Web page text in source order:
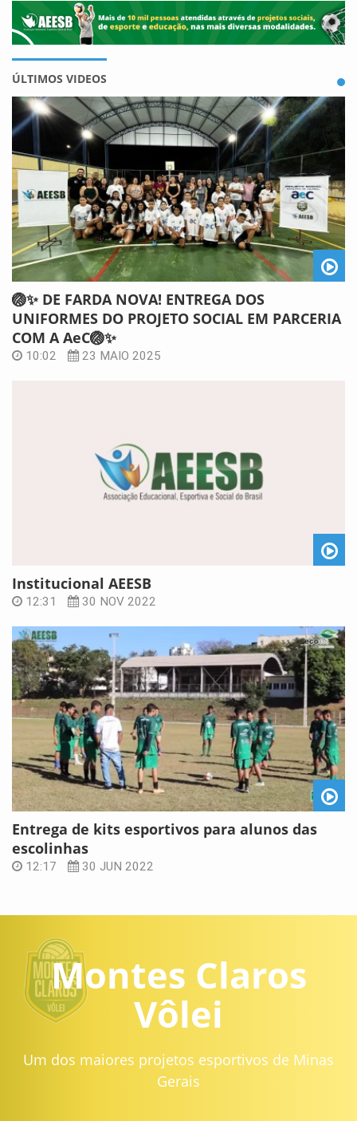
ÚLTIMOS VIDEOS
🏐✨ DE FARDA NOVA! ENTREGA DOS
UNIFORMES DO PROJETO SOCIAL EM PARCERIA
COM A AeC🏐✨
10:02 23 MAIO 2025
Institucional AEESB
12:31 30 NOV 2022
Entrega de kits esportivos para alunos das
escolinhas
12:17 30 JUN 2022
Montes Claros
Vôlei
Um dos maiores projetos esportivos de Minas
Gerais